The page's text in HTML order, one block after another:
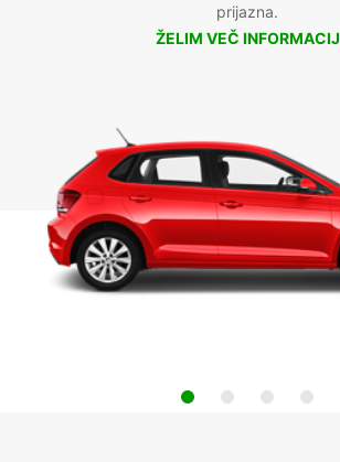
prijazna.
ŽELIM VEČ INFORMACIJ